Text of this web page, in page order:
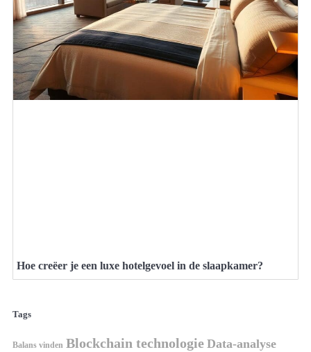
Hoe creëer je een luxe hotelgevoel in de slaapkamer?
Tags
Balans vinden Blockchain technologie Data-analyse